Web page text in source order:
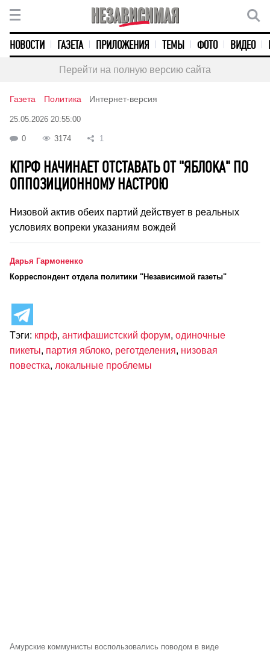
НОВОСТИ ГАЗЕТА ПРИЛОЖЕНИЯ ТЕМЫ ФОТО ВИДЕО
Перейти на полную версию сайта
Газета Политика Интернет-версия
25.05.2026 20:55:00
0 3174 1
КПРФ НАЧИНАЕТ ОТСТАВАТЬ ОТ "ЯБЛОКА" ПО
ОППОЗИЦИОННОМУ НАСТРОЮ
Низовой актив обеих партий действует в реальных
условиях вопреки указаниям вождей
Дарья Гармоненко
Корреспондент отдела политики "Независимой газеты"
Тэги: кпрф, антифашистский форум, одиночные
пикеты, партия яблоко, реготделения, низовая
повестка, локальные проблемы
Амурские коммунисты воспользовались поводом в виде